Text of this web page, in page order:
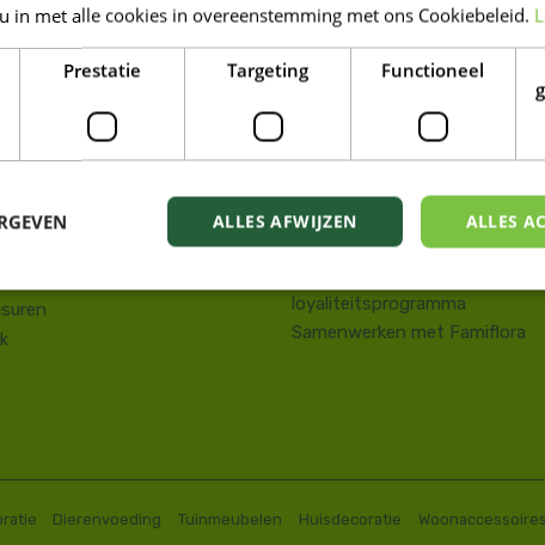
143
41 10 08
nummer: 0208:0845509606
Tuin
Famiresto
Foodhall
Mobiele applicatie Famiflora
Privacy policy
loyaliteitsprogramma
Samenwerken met Famiflora
Dierenvoeding Tuinmeubelen Huisdecoratie Woonaccessoires
in met alle cookies in overeenstemming met ons Cookiebeleid.
Prestatie Targeting Functioneel
ALLES
ALLES AFWIJZEN